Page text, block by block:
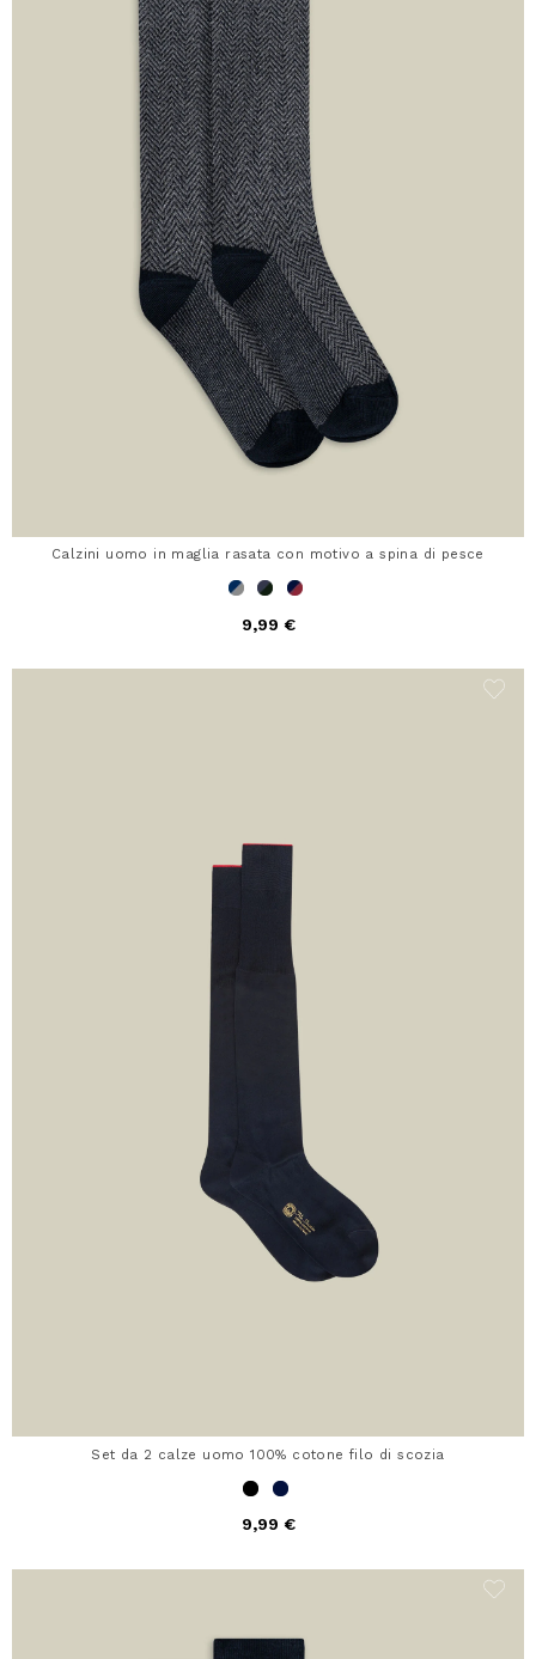
Calzini uomo in maglia rasata con motivo a spina di pesce
9,99 €
Set da 2 calze uomo 100% cotone filo di scozia
9,99 €